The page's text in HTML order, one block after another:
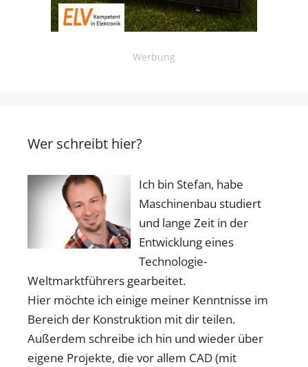
Werbung
Wer schreibt hier?
Ich bin Stefan, habe
Maschinenbau studiert
und lange Zeit in der
Entwicklung eines
Technologie-
Weltmarktführers gearbeitet.
Hier möchte ich einige meiner Kenntnisse im
Bereich der Konstruktion mit dir teilen.
Außerdem schreibe ich hin und wieder über
eigene Projekte, die vor allem CAD (mit